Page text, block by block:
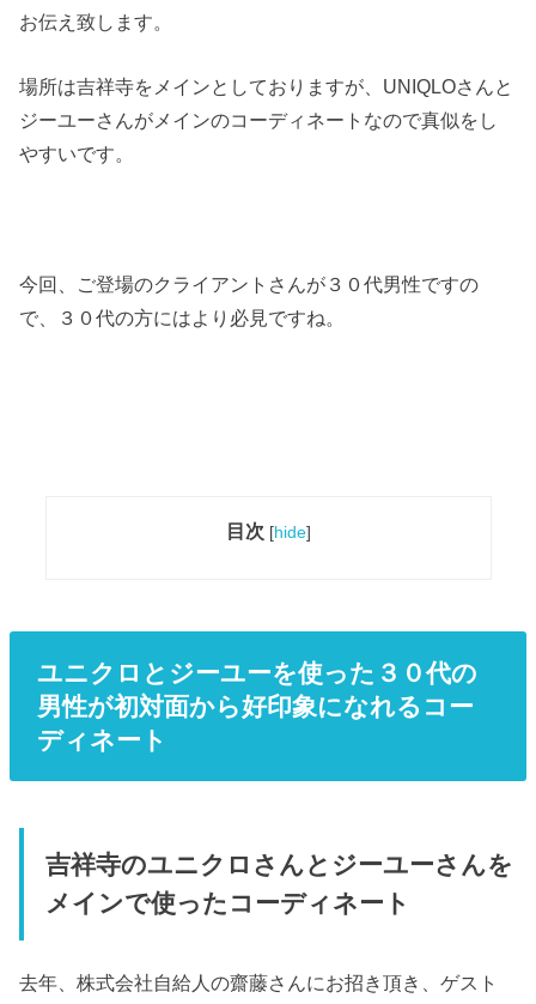
お伝え致します。
場所は吉祥寺をメインとしておりますが、UNIQLOさんと
ジーユーさんがメインのコーディネートなので真似をし
やすいです。
今回、ご登場のクライアントさんが３０代男性ですの
で、３０代の方にはより必見ですね。
目次 [hide]
ユニクロとジーユーを使った３０代の
男性が初対面から好印象になれるコー
ディネート
吉祥寺のユニクロさんとジーユーさんを
メインで使ったコーディネート
去年、株式会社自給人の齋藤さんにお招き頂き、ゲスト